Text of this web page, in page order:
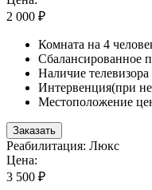
2 000 ₽
Комната на 4
Сбалансированное
Наличие телевизора
Интервенция(при
Местоположение
Заказать
Реабилитация: Люкс
Цена:
3 500 ₽